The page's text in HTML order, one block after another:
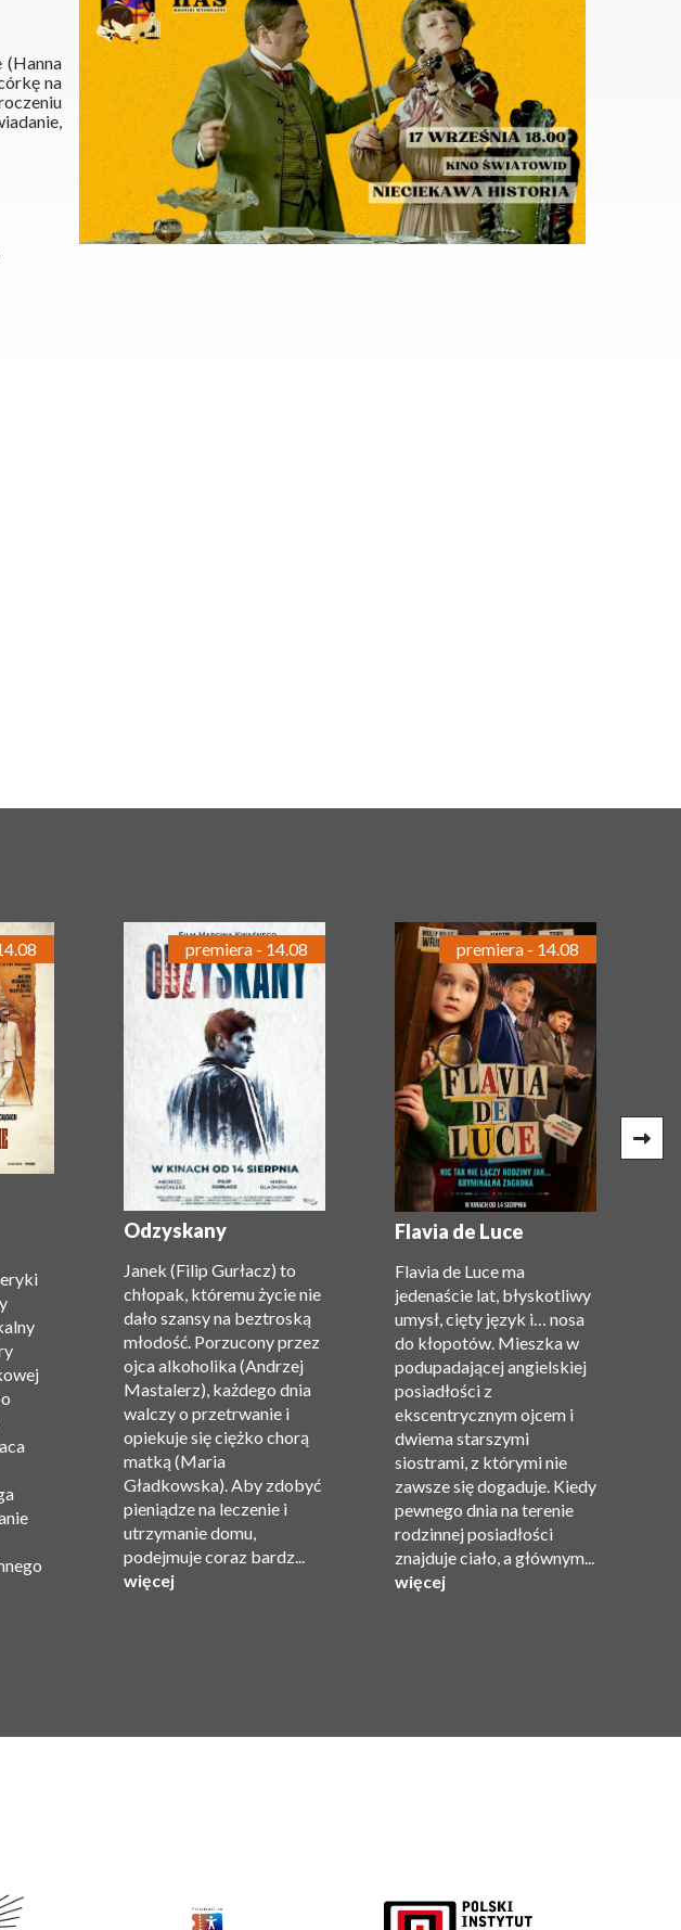
(Hanna
na
Odzyskany
Janek (Filip Gurłacz) to
chłopak, któremu życie nie
dało szansy na beztroską
młodość. Porzucony przez
ojca alkoholika (Andrzej
Mastalerz), każdego dnia
walczy o przetrwanie i
opiekuje się ciężko chorą
matką (Maria
Gładkowska). Aby zdobyć
pieniądze na leczenie i
utrzymanie domu,
podejmuje coraz bardz...
więcej
premiera - 14.08
Flavia de Luce
Flavia de Luce ma
jedenaście lat, błyskotliwy
umysł, cięty język i… nosa
do kłopotów. Mieszka w
podupadającej angielskiej
posiadłości z
ekscentrycznym ojcem i
dwiema starszymi
siostrami, z którymi nie
zawsze się dogaduje. Kiedy
pewnego dnia na terenie
rodzinnej posiadłości
znajduje ciało, a głównym...
więcej
premiera - 14.08